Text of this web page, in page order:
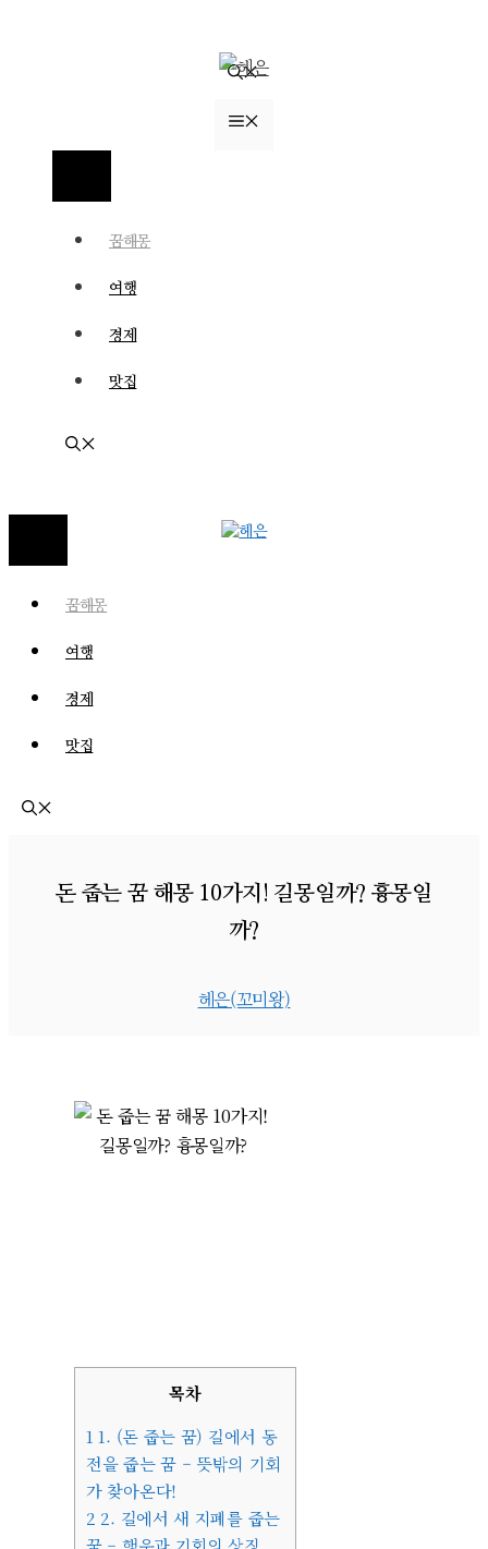
꿈해몽
여행
경제
맛집
꿈해몽
여행
경제
맛집
돈 줍는 꿈 해몽 10가지! 길몽일까? 흉몽일
까?
헤은(꼬미왕)
목차
1 1. (돈 줍는 꿈) 길에서 동
전을 줍는 꿈 – 뜻밖의 기회
가 찾아온다!
2 2. 길에서 새 지폐를 줍는